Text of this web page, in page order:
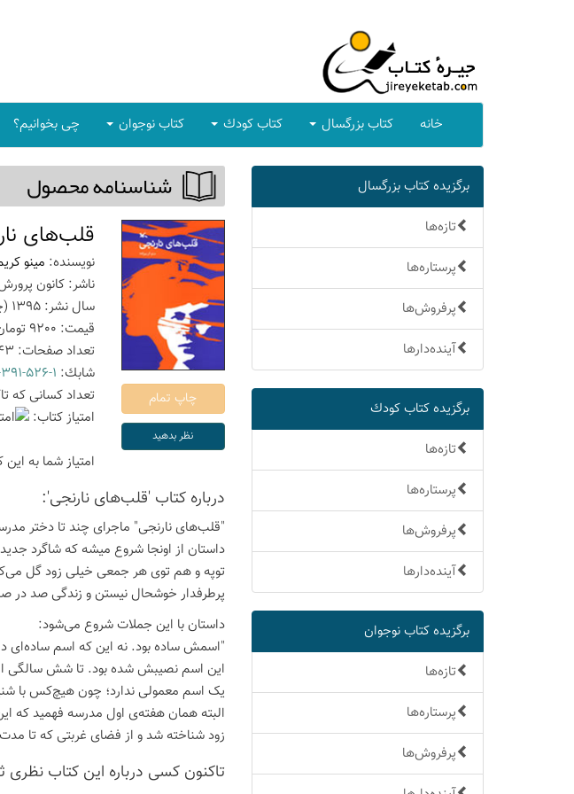
خانه كتاب بزرگسال كتاب كودك كتاب نوجوان چی بخوانیم؟
برگزیده كتاب بزرگسال
تازه‌ها
پرستاره‌ها
پرفروش‌ها
آینده‌دارها
برگزیده كتاب كودك
تازه‌ها
پرستاره‌ها
پرفروش‌ها
آینده‌دارها
برگزیده كتاب نوجوان
تازه‌ها
پرستاره‌ها
پرفروش‌ها
شناسنامه محصول
قلب‌های
نویسنده: مینو
ناشر: کانون
سال نشر: 1395
قیمت: 9200
تعداد صفحات:
شابك: 526-1
تعداد كسانی كه
امتیاز كتاب:
امتیاز شما به
درباره كتاب 'قلب‌های نارنجی':
"قلب‌های نارنجی" ماجرای چند تا دختر
داستان از اونجا شروع میشه که شاگرد
توپه و هم توی هر جمعی خیلی زود گل
پرطرفدار خوشحال نیستن و زندگی‌ صد در
داستان با این جملات شروع می‌شود:
"اسمش ساده بود. نه این که اسم ساده‌ای
این اسم نصیبش شده بود. تا شش سالگی
یک اسم معمولی ندارد؛ چون هیچ‌کس با
البته همان هفته‌ی اول مدرسه فهمید که
زود شناخته شد و از فضای غربتی که تا
تاكنون كسی درباره این كتاب